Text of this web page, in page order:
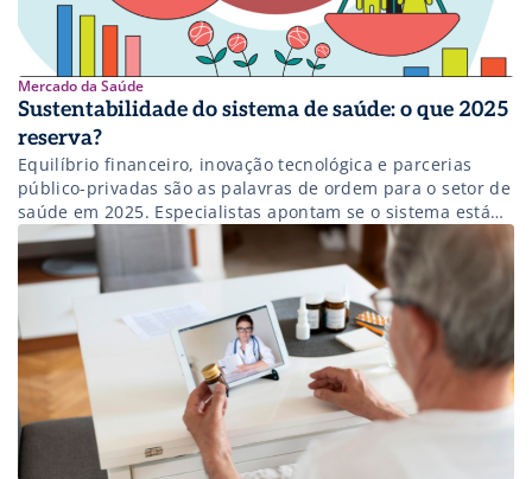
Mercado da Saúde
Sustentabilidade do sistema de saúde: o que 2025
reserva?
Equilíbrio financeiro, inovação tecnológica e parcerias
público-privadas são as palavras de ordem para o setor de
saúde em 2025. Especialistas apontam se o sistema está
preparado para transformar desafios crônicos em soluções
práticas.